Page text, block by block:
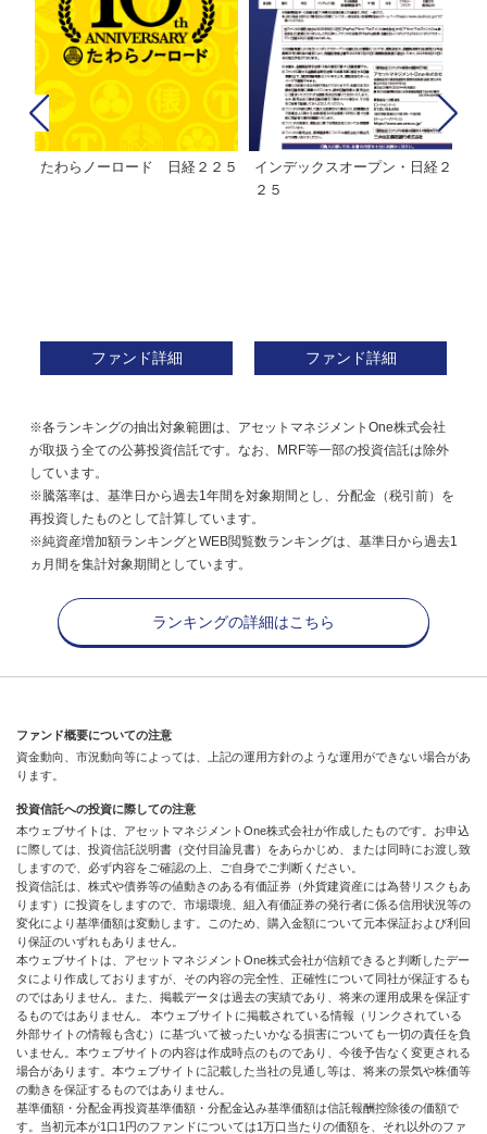
たわらノーロード 日経２２５
ファンド詳細
インデックスオープン・日経２
２５
ファンド詳細
※各ランキングの抽出対象範囲は、アセットマネジメントOne株式会社
が取扱う全ての公募投資信託です。なお、MRF等一部の投資信託は除外
しています。
※騰落率は、基準日から過去1年間を対象期間とし、分配金（税引前）を
再投資したものとして計算しています。
※純資産増加額ランキングとWEB閲覧数ランキングは、基準日から過去1
ヵ月間を集計対象期間としています。
ランキングの詳細はこちら
ファンド概要についての注意
資金動向、市況動向等によっては、上記の運用方針のような運用ができない場合があ
ります。
投資信託への投資に際しての注意
本ウェブサイトは、アセットマネジメントOne株式会社が作成したものです。お申込
に際しては、投資信託説明書（交付目論見書）をあらかじめ、または同時にお渡し致
しますので、必ず内容をご確認の上、ご自身でご判断ください。
投資信託は、株式や債券等の値動きのある有価証券（外貨建資産には為替リスクもあ
ります）に投資をしますので、市場環境、組入有価証券の発行者に係る信用状況等の
変化により基準価額は変動します。このため、購入金額について元本保証および利回
り保証のいずれもありません。
本ウェブサイトは、アセットマネジメントOne株式会社が信頼できると判断したデー
タにより作成しておりますが、その内容の完全性、正確性について同社が保証するも
のではありません。また、掲載データは過去の実績であり、将来の運用成果を保証す
るものではありません。 本ウェブサイトに掲載されている情報（リンクされている
外部サイトの情報も含む）に基づいて被ったいかなる損害についても一切の責任を負
いません。本ウェブサイトの内容は作成時点のものであり、今後予告なく変更される
場合があります。本ウェブサイトに記載した当社の見通し等は、将来の景気や株価等
の動きを保証するものではありません。
基準価額・分配金再投資基準価額・分配金込み基準価額は信託報酬控除後の価額で
す。当初元本が1口1円のファンドについては1万口当たりの価額を、それ以外のファ